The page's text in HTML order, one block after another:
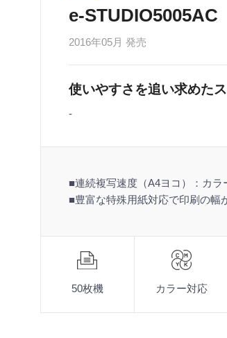
e-STUDIO5005AC
2016年05月 発売
使いやすさを追い求めた
-
■連続複写速度（A4ヨコ）：カ
■豊富な特殊用紙対応で印刷の幅
50枚機 カラー対応